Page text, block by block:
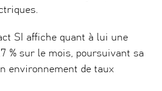
SI affiche quant à lui une
% sur le mois, poursuivant sa
environnement de taux